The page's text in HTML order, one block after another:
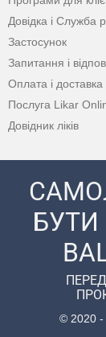
Довідка і Служба
Застосунок
Запитання і
Оплата і доставка
Послуга Likar
Довідник ліків
© 2020 -